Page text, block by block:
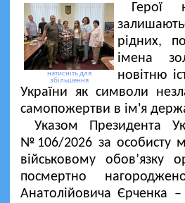
натисніть для
збільшення
Герої
рідних,
імена
новітню
України як символи
самопожертви в ім'я
Указом Президента
№106/2026 за особисту
військовому обов’язку
посмертно
Анатолійовича Єрченка